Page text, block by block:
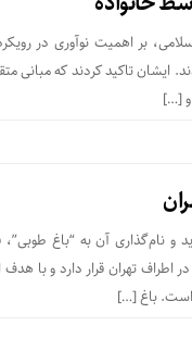
بر اهمیت نوآوری در
ایشان تاکید کردند که مبانی
و […]
و نام‌گذاری آن به “باغ
کرده‌اند.این “خانه باغ” با مساحت ۲۵۰۰ متر مربع در اطراف
است. باغ […]